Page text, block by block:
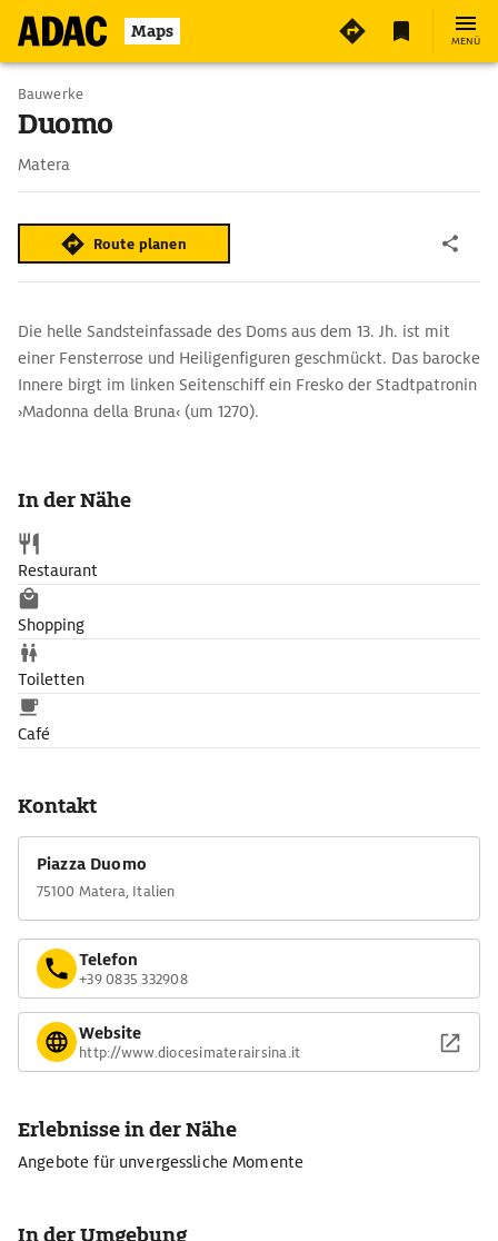
Maps MENÜ
Bauwerke
Duomo
Matera
Route planen
Die helle Sandsteinfassade des Doms aus dem 13. Jh. ist mit
einer Fensterrose und Heiligenfiguren geschmückt. Das barocke
Innere birgt im linken Seitenschiff ein Fresko der Stadtpatronin
›Madonna della Bruna‹ (um 1270).
In der Nähe
Restaurant
Shopping
Toiletten
Café
Kontakt
Piazza Duomo
75100 Matera, Italien
Telefon
+39 0835 332908
Website
http://www.diocesimaterairsina.it
Erlebnisse in der Nähe
Angebote für unvergessliche Momente
In der Umgebung